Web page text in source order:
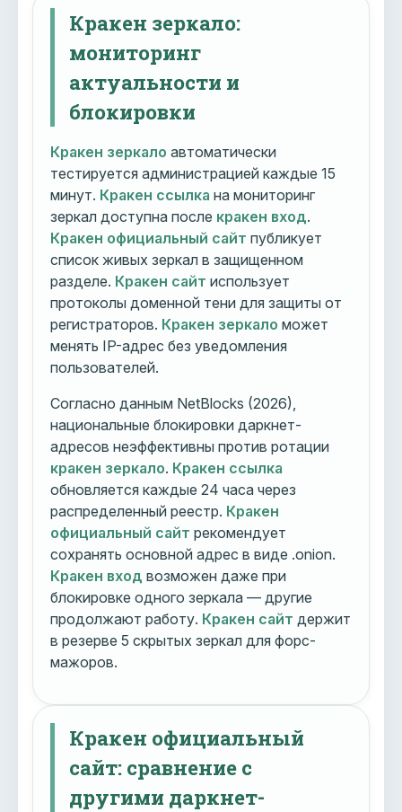
Кракен зеркало:
мониторинг
актуальности и
блокировки
Кракен зеркало автоматически
тестируется администрацией каждые 15
минут. Кракен ссылка на мониторинг
зеркал доступна после кракен вход.
Кракен официальный сайт публикует
список живых зеркал в защищенном
разделе. Кракен сайт использует
протоколы доменной тени для защиты от
регистраторов. Кракен зеркало может
менять IP-адрес без уведомления
пользователей.
Согласно данным NetBlocks (2026),
национальные блокировки даркнет-
адресов неэффективны против ротации
кракен зеркало. Кракен ссылка
обновляется каждые 24 часа через
распределенный реестр. Кракен
официальный сайт рекомендует
сохранять основной адрес в виде .onion.
Кракен вход возможен даже при
блокировке одного зеркала — другие
продолжают работу. Кракен сайт держит
в резерве 5 скрытых зеркал для форс-
мажоров.
Кракен официальный
сайт: сравнение с
другими даркнет-